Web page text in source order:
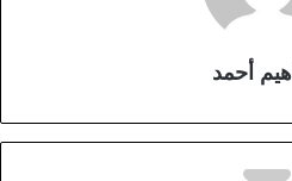
أحمد